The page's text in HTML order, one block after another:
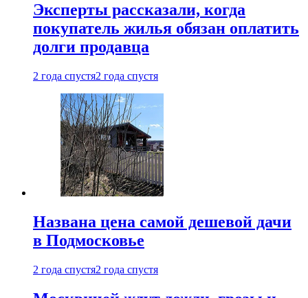
Эксперты рассказали, когда
покупатель жилья обязан оплатить
долги продавца
2 года спустя2 года спустя
Названа цена самой дешевой дачи
в Подмосковье
2 года спустя2 года спустя